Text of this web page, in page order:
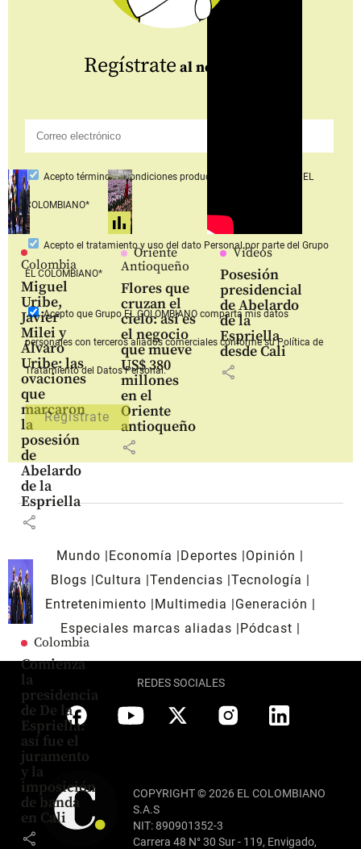
Colombia
Miguel
Uribe,
Javier
Milei y
Álvaro
Uribe: las
ovaciones
que
marcaron
la
posesión
de
Abelardo
de la
Espriella
share
Oriente
Antioqueño
Flores que
cruzan el
cielo: así es
el negocio
que mueve
US$ 380
millones
en el
Oriente
antioqueño
share
Videos
Posesión
presidencial
de Abelardo
de la
Espriella
desde Cali
share
Colombia
Comienza
la
presidencia
de De la
Espriella:
así fue el
juramento
y la
imposición
de banda
en Cali
share
Regístrate al newsletter
Aceptotérminos y condiciones productos y servicios Grupo EL
COLOMBIANO*
Acepto el tratamiento y uso del dato Personalpor parte del Grupo
EL COLOMBIANO*
Acepto que Grupo EL COLOMBIANOcomparta mis datos
personales con terceros aliados comerciales conforme su Política de
Tratamiento del Datos Personal.
Mundo Economía Deportes
Opinión
Blogs
Cultura Tendencias Tecnología
Entretenimiento
Multimedia
Generación
Especiales marcas aliadas
Pódcast
REDES SOCIALES
COPYRIGHT © 2026 EL COLOMBIANO
S.A.S
NIT: 890901352-3
Carrera 48 N° 30 Sur - 119, Envigado,